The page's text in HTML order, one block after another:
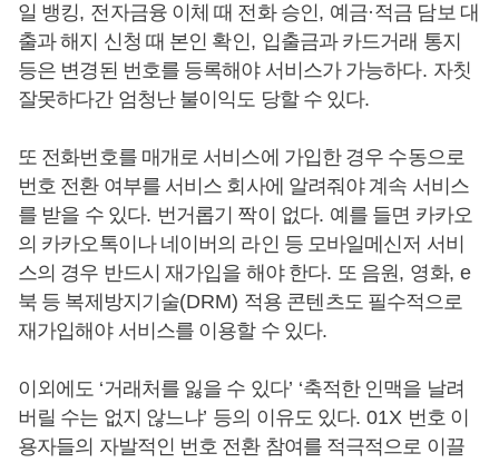
일 뱅킹, 전자금융 이체 때 전화 승인, 예금·적금 담보 대
출과 해지 신청 때 본인 확인, 입출금과 카드거래 통지
등은 변경된 번호를 등록해야 서비스가 가능하다. 자칫
잘못하다간 엄청난 불이익도 당할 수 있다.
또 전화번호를 매개로 서비스에 가입한 경우 수동으로
번호 전환 여부를 서비스 회사에 알려줘야 계속 서비스
를 받을 수 있다. 번거롭기 짝이 없다. 예를 들면 카카오
의 카카오톡이나 네이버의 라인 등 모바일메신저 서비
스의 경우 반드시 재가입을 해야 한다. 또 음원, 영화, e
북 등 복제방지기술(DRM) 적용 콘텐츠도 필수적으로
재가입해야 서비스를 이용할 수 있다.
이외에도 ‘거래처를 잃을 수 있다’ ‘축적한 인맥을 날려
버릴 수는 없지 않느냐’ 등의 이유도 있다. 01X 번호 이
용자들의 자발적인 번호 전환 참여를 적극적으로 이끌